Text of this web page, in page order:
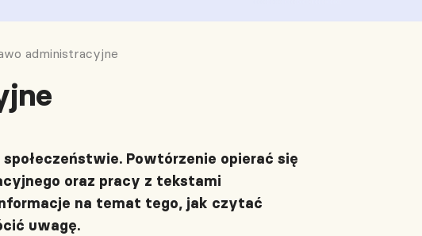
administracyjne
Powtórzenie opierać się
oraz pracy z tekstami
na temat tego, jak czytać
uwagę.